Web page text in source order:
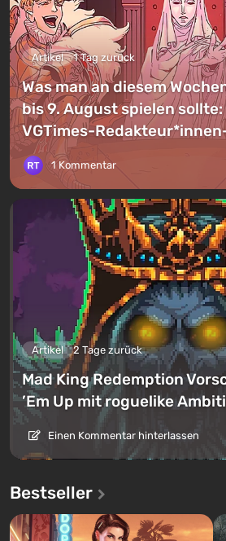
Artikel 1 Tag zurück
Was man an diesem
bis 9. August spielen sollte:
VGTimes-
1 Kommentar
Artikel 2 Tage zurück
Mad King Redemption
’Em Up mit roguelike
Einen Kommentar hinterlassen
Bestseller